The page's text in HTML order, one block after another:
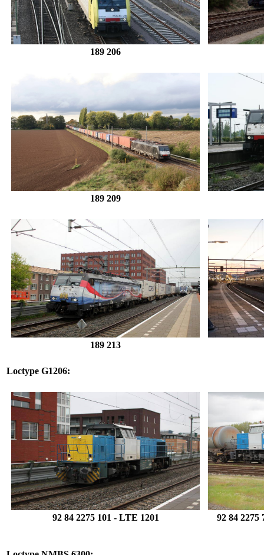
189 206
189 209
189 213
Loctype G1206:
92 84 2275 101 - LTE 1201
92 84 2275